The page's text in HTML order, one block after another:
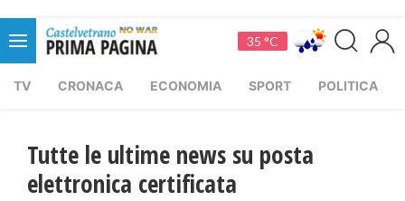
35 °C
TV CRONACA ECONOMIA SPORT POLITICA
Tutte le ultime news su posta
elettronica certificata